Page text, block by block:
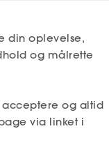
din oplevelse,
og målrette
og altid
via linket i